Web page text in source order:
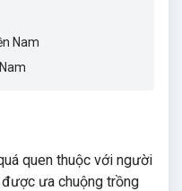
Nam
quen thuộc với người
ưa chuộng trồng